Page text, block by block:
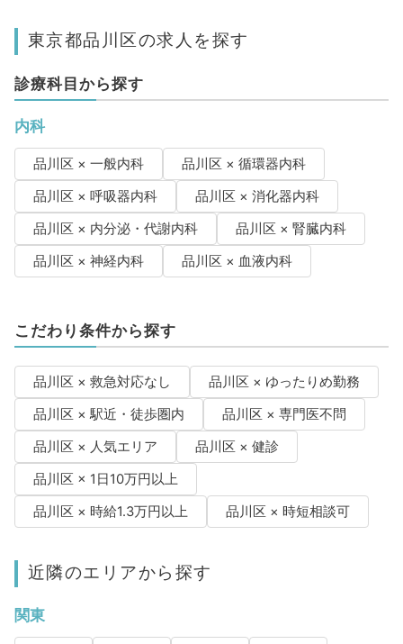
東京都品川区の求人を探す
診療科目から探す
内科
品川区 × 一般内科
品川区 × 循環器内科
品川区 × 呼吸器内科
品川区 × 消化器内科
品川区 × 内分泌・代謝内科
品川区 × 腎臓内科
品川区 × 神経内科
品川区 × 血液内科
こだわり条件から探す
品川区 × 救急対応なし
品川区 × ゆったりめ勤務
品川区 × 駅近・徒歩圏内
品川区 × 専門医不問
品川区 × 人気エリア
品川区 × 健診
品川区 × 1日10万円以上
品川区 × 時給1.3万円以上
品川区 × 時短相談可
近隣のエリアから探す
関東